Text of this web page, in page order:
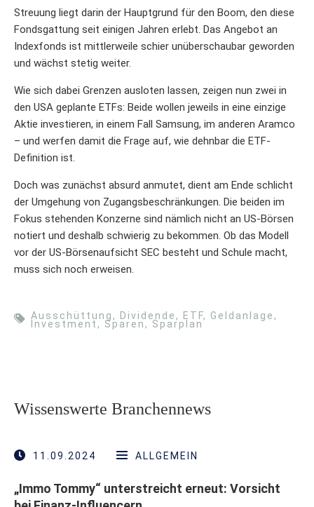
Streuung liegt darin der Hauptgrund für den Boom, den diese
Fondsgattung seit einigen Jahren erlebt. Das Angebot an
Indexfonds ist mittlerweile schier unüberschaubar geworden
und wächst stetig weiter.
Wie sich dabei Grenzen ausloten lassen, zeigen nun zwei in
den USA geplante ETFs: Beide wollen jeweils in eine einzige
Aktie investieren, in einem Fall Samsung, im anderen Aramco
– und werfen damit die Frage auf, wie dehnbar die ETF-
Definition ist.
Doch was zunächst absurd anmutet, dient am Ende schlicht
der Umgehung von Zugangsbeschränkungen. Die beiden im
Fokus stehenden Konzerne sind nämlich nicht an US-Börsen
notiert und deshalb schwierig zu bekommen. Ob das Modell
vor der US-Börsenaufsicht SEC besteht und Schule macht,
muss sich noch erweisen.
Ausschüttung , Dividende , ETF, Geldanlage ,
Investment , Sparen , Sparplan
Wissenswerte Branchennews
11.09.2024 ALLGEMEIN
„Immo Tommy“ unterstreicht erneut: Vorsicht